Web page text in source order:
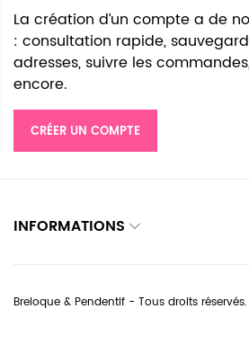
La création d’un compte a de
: consultation rapide,
adresses, suivre les
encore.
CRÉER UN COMPTE
INFORMATIONS
Breloque & Pendentif - Tous droits réservés.